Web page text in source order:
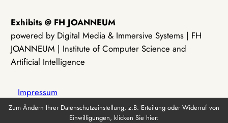
Exhibits @ FH JOANNEUM
powered by Digital Media & Immersive Systems | FH
JOANNEUM | Institute of Computer Science and
Artificial Intelligence
Impressum
Zum Ändern Ihrer Datenschutzeinstellung, z.B. Erteilung oder Widerruf von
Einwilligungen, klicken Sie hier: